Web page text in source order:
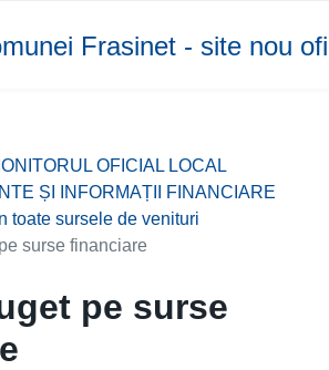
OFICIAL LOCAL
ȘI INFORMAȚII FINANCIARE
toate sursele de venituri
surse financiare
pe surse